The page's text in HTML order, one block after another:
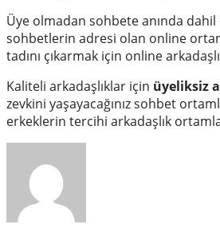
Üye olmadan sohbete anında
sohbetlerin adresi olan online
tadını çıkarmak için online
Kaliteli arkadaşlıklar için üyeliksiz
zevkini yaşayacağınız sohbet
erkeklerin tercihi arkadaşlık